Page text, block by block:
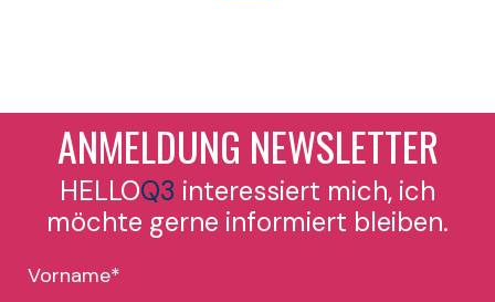
ANMELDUNG NEWSLETTER
HELLOQ3 interessiert mich, ich
möchte gerne informiert bleiben.
Vorname*